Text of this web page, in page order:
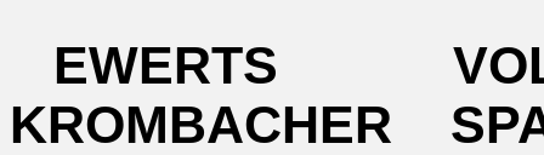
EWERTS
KROMBACHER